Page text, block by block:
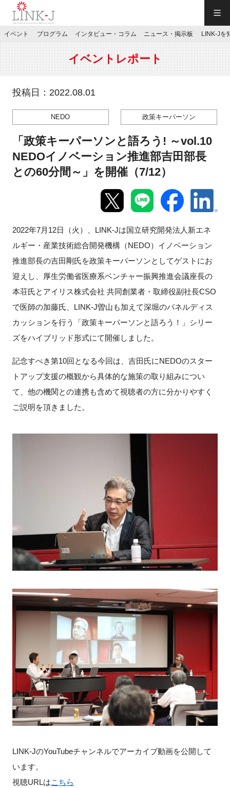
JP／EN
特別会員専用メニュー
施設ご予約
新規登録
イベント
プログラム
ニュース・掲示板
特別会員
イベントお知らせメール登録
イベント プログラム インタビュー・コラム ニュース・掲示板 LINK-Jを
イベントレポート
投稿日：2022.08.01
NEDO 政策キーパーソン
「政策キーパーソンと語ろう! ～vol.10
NEDOイノベーション推進部吉田部長
との60分間～」を開催（7/12）
2022年7月 12日（火）、 LINK-Jは国立研究開発法人新エネ
ルギー・産業技術総合開発機構（NEDO）イノベーション
推進部長の吉田剛氏を政策キーパーソンとしてゲストにお
迎えし、厚生労働省医療系ベンチャー振興推進会議座長の
本荘氏とアイリス株式会社 共同創業者・取締役副社長CSO
で医師の加藤氏、 LINK-J曽山も加えて深堀のパネルディス
カッションを行う「政策キーパーソンと語ろう！」シリー
ズをハイブリッド形式にて開催しました。
記念すべき第10回となる今回は、吉田氏にNEDOのスター
トアップ支援の概観から具体的な施策の取り組みについ
て、他の機関との連携も含めて視聴者の方に分かりやすく
ご説明を頂きました。
LINK-JのYouTubeチャンネルでアーカイブ動画を公開して
います。
視聴URLはこちら